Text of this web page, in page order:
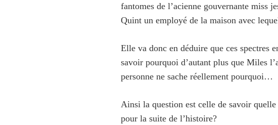
fantomes de l’acienne gouvernante miss
Quint un employé de la maison avec
Elle va donc en déduire que ces spectres
savoir pourquoi d’autant plus que Miles
personne ne sache réellement pourquoi…
Ainsi la question est celle de savoir quelle
pour la suite de l’histoire?